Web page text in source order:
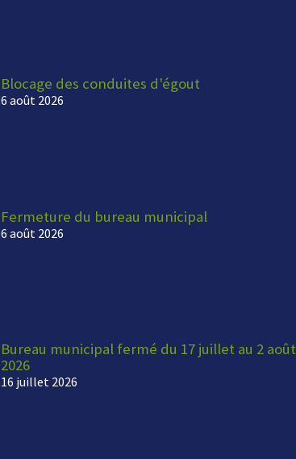
Blocage des conduites d'égout
6 août 2026
Fermeture du bureau municipal
6 août 2026
Bureau municipal fermé du 17 juillet au 2 août
2026
16 juillet 2026